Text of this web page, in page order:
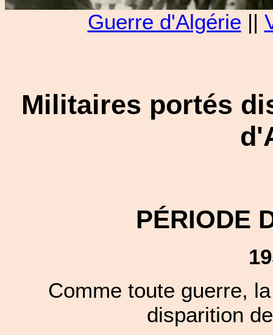
Guerre d'Algérie ||
Militaires portés
PÉRIODE
Comme toute guerre,
disparition